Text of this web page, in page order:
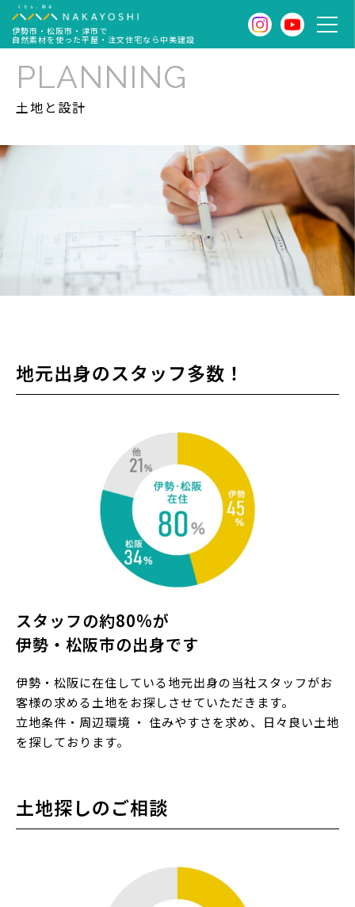
伊勢市・松阪市・津市で
自然素材を使った平屋・注文住宅なら中美建設
PLANNING
土地と設計
地元出身のスタッフ多数！
スタッフの約80%が
伊勢・松阪市の出身です
伊勢・松阪に在住している地元出身の当社スタッフがお
客様の求める土地をお探しさせていただきます。
立地条件・周辺環境 ・ 住みやすさを求め、日々良い土地
を探しております。
土地探しのご相談